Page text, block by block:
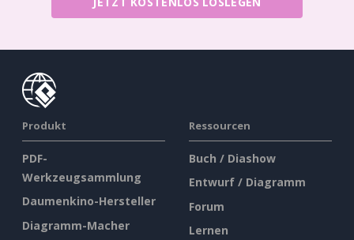
Produkt
PDF-
Werkzeugsammlung
Daumenkino-Hersteller
Diagramm-Macher
Ressourcen
Buch / Diashow
Entwurf / Diagramm
Forum
Lernen